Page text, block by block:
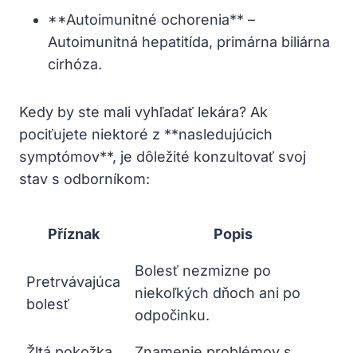
**Autoimunitné ochorenia** –
Autoimunitná hepatitída, primárna biliárna
cirhóza.
Kedy by ste mali vyhľadať lekára? Ak
pociťujete niektoré z **nasledujúcich
symptómov**, je dôležité konzultovať svoj
stav s odborníkom:
Příznak Popis
Pretrvávajúca
bolesť
Bolesť nezmizne po
niekoľkých dňoch ani po
odpočinku.